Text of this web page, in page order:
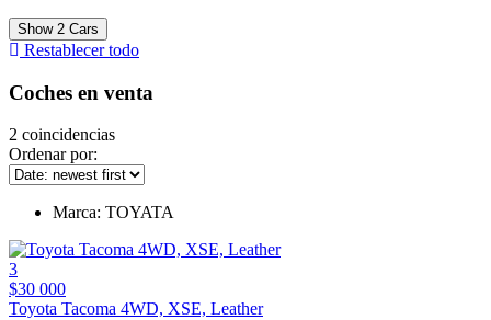
Show 2 Cars
Restablecer todo
Coches en venta
2 coincidencias
Ordenar por:
Marca: TOYATA
3
$30 000
Toyota Tacoma 4WD, XSE, Leather